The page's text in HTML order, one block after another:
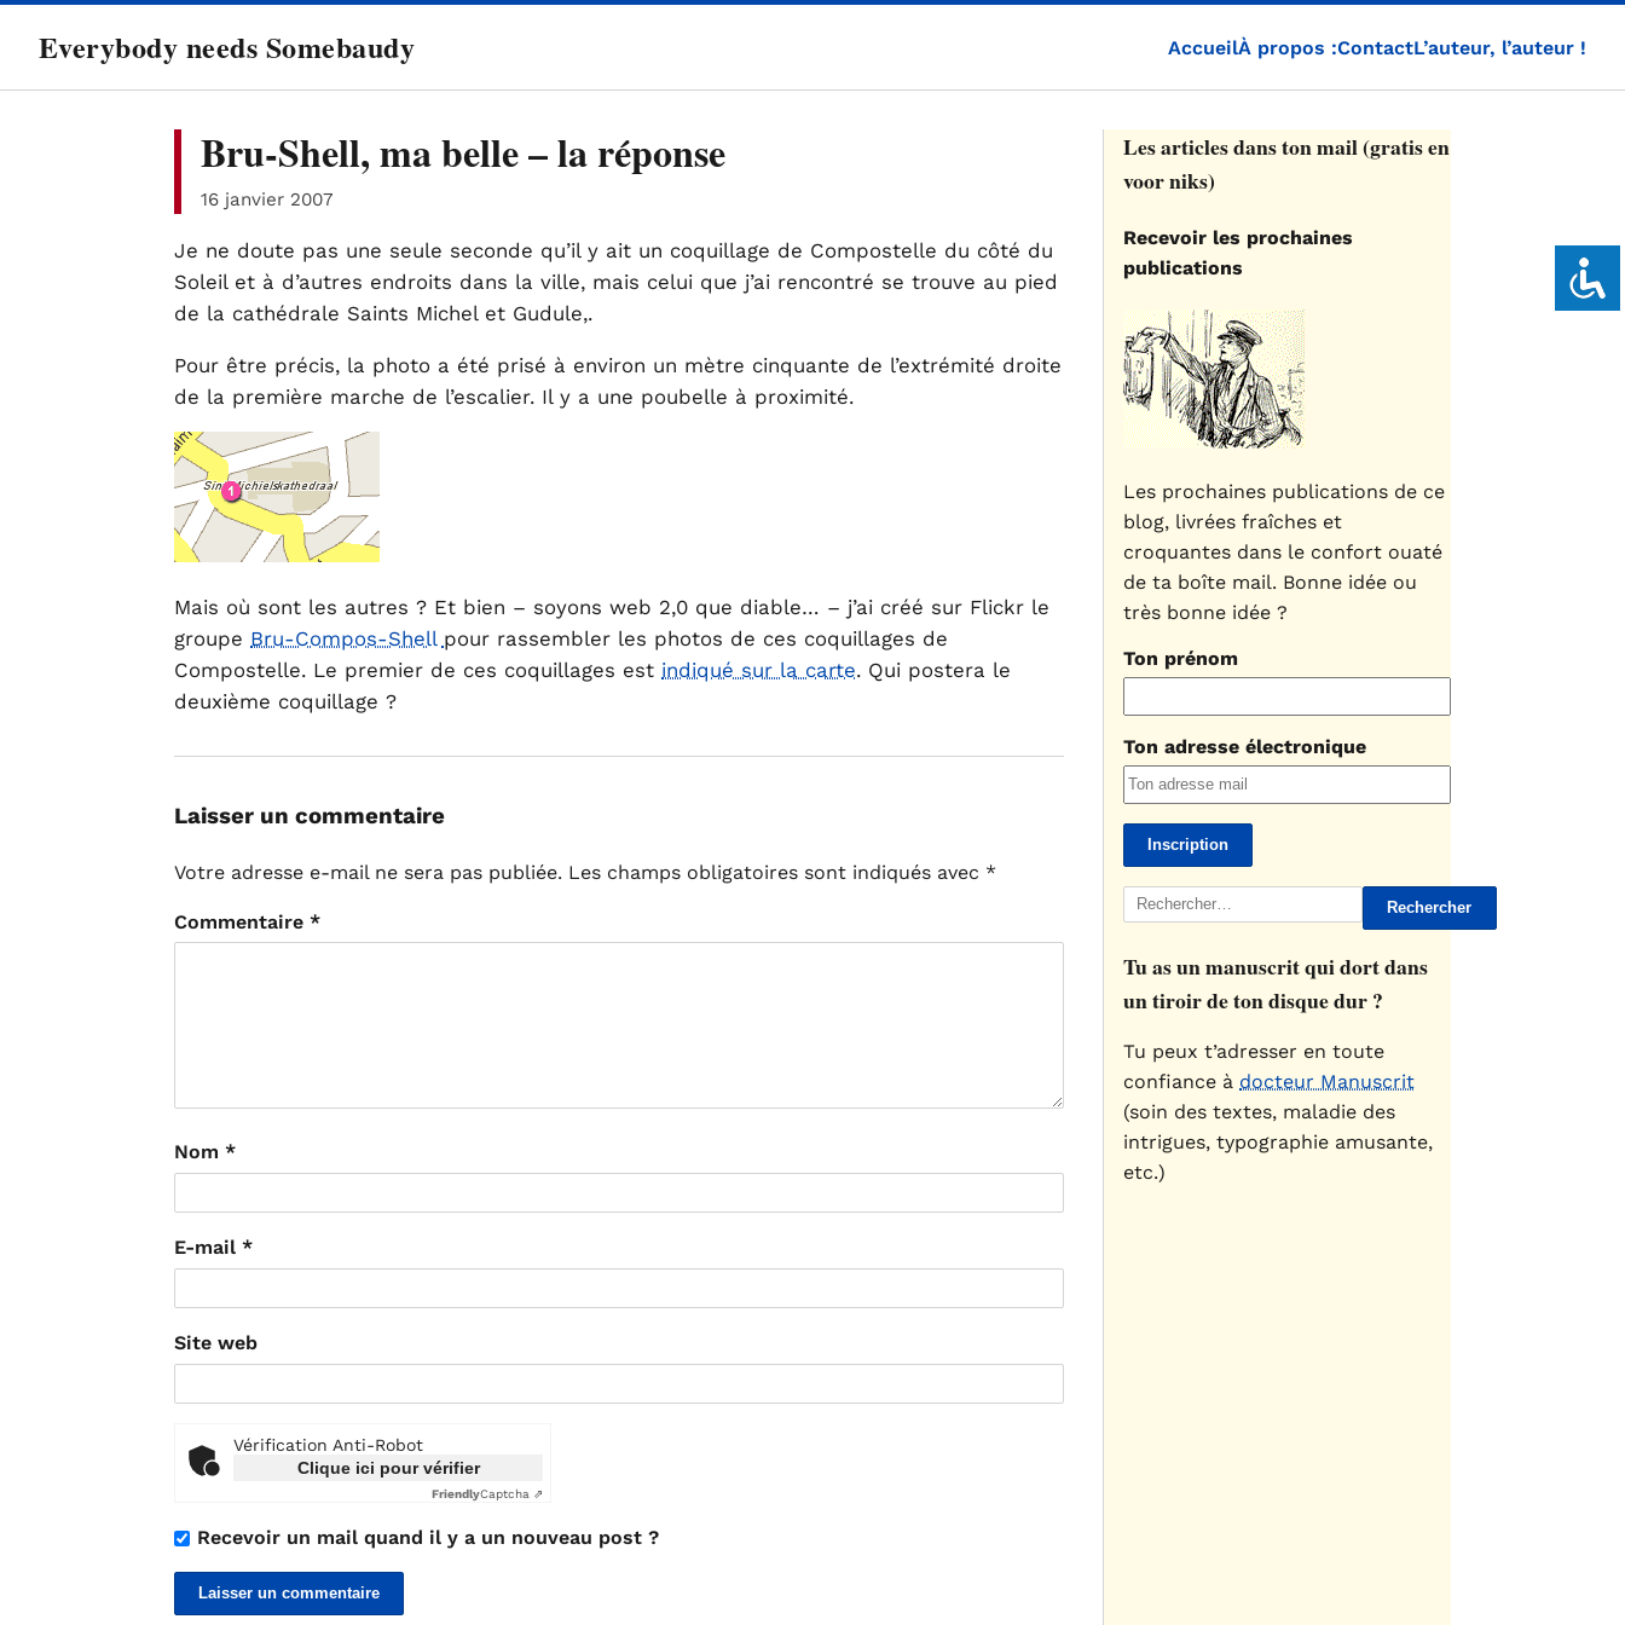
Everybody needs Somebaudy AccueilÀ propos :ContactL’auteur, l’auteur !
Bru-Shell, ma belle – la réponse
16 janvier 2007
Je ne doute pas une seule seconde qu’il y ait un coquillage de Compostelle du côté du
Soleil et à d’autres endroits dans la ville, mais celui que j’ai rencontré se trouve au pied
de la cathédrale Saints Michel et Gudule,.
Pour être précis, la photo a été prisé à environ un mètre cinquante de l’extrémité droite
de la première marche de l’escalier. Il y a une poubelle à proximité.
Mais où sont les autres ? Et bien – soyons web 2,0 que diable… – j’ai créé sur Flickr le
groupe Bru-Compos-Shell pour rassembler les photos de ces coquillages de
Compostelle. Le premier de ces coquillages est indiqué sur la carte. Qui postera le
deuxième coquillage ?
Laisser un commentaire
Votre adresse e-mail ne sera pas publiée. Les champs obligatoires sont indiqués avec *
Commentaire *
Nom *
E-mail *
Site web
Vérification Anti-Robot
Clique ici pour vérifier
FriendlyCaptcha ⇗
Recevoir un mail quand il y a un nouveau post ?
Les articles dans ton mail (gratis en
voor niks)
Recevoir les prochaines
publications
Les prochaines publications de ce
blog, livrées fraîches et
croquantes dans le confort ouaté
de ta boîte mail. Bonne idée ou
très bonne idée ?
Ton prénom
Ton adresse électronique
Rechercher :
Tu as un manuscrit qui dort dans
un tiroir de ton disque dur ?
Tu peux t’adresser en toute
confiance à docteur Manuscrit
(soin des textes, maladie des
intrigues, typographie amusante,
etc.)